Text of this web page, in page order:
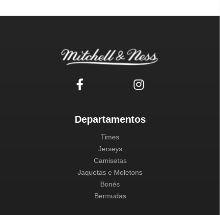
Departamentos
Times
Jerseys
Camisetas
Jaquetas e Moletons
Bonés
Bermudas